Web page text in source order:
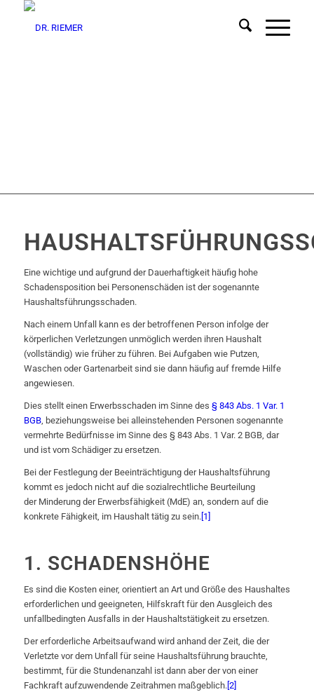
Eine wichtige und aufgrund der Dauerhaftigkeit häufig hohe
Schadensposition bei Personenschäden ist der sogenannte
Haushaltsführungsschaden.
Nach einem Unfall kann es der betroffenen Person infolge der
körperlichen Verletzungen unmöglich werden ihren Haushalt
(vollständig) wie früher zu führen. Bei Aufgaben wie Putzen,
Waschen oder Gartenarbeit sind sie dann häufig auf fremde Hilfe
angewiesen.
Dies stellt einen Erwerbsschaden im Sinne des § 843 Abs. 1 Var. 1
BGB, beziehungsweise bei alleinstehenden Personen sogenannte
vermehrte Bedürfnisse im Sinne des § 843 Abs. 1 Var. 2 BGB, dar
und ist vom Schädiger zu ersetzen.
Bei der Festlegung der Beeinträchtigung der Haushaltsführung
kommt es jedoch nicht auf die sozialrechtliche Beurteilung
der Minderung der Erwerbsfähigkeit (MdE) an, sondern auf die
konkrete Fähigkeit, im Haushalt tätig zu sein.[1]
1. SCHADENSHÖHE
Es sind die Kosten einer, orientiert an Art und Größe des Haushaltes
erforderlichen und geeigneten, Hilfskraft für den Ausgleich des
unfallbedingten Ausfalls in der Haushaltstätigkeit zu ersetzen.
Der erforderliche Arbeitsaufwand wird anhand der Zeit, die der
Verletzte vor dem Unfall für seine Haushaltsführung brauchte,
bestimmt, für die Stundenanzahl ist dann aber der von einer
Fachkraft aufzuwendende Zeitrahmen maßgeblich.[2]